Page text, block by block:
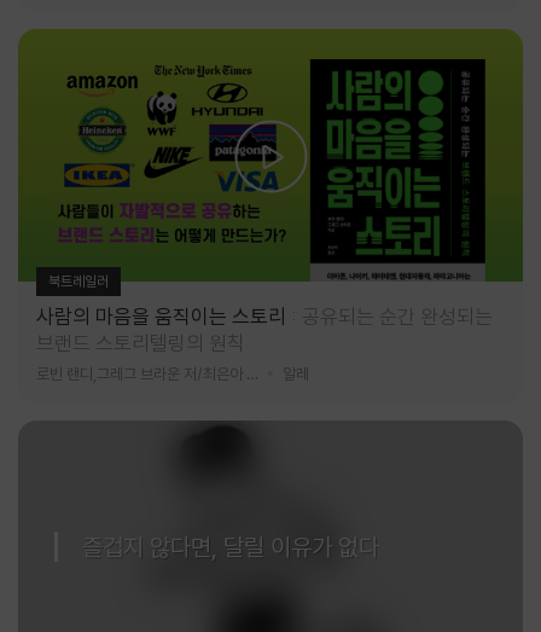
북트레일러
사람의 마음을 움직이는 스토리
공유되는 순간 완성되는
브랜드 스토리텔링의 원칙
알레
즐겁지 않다면, 달릴 이유가 없다